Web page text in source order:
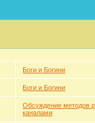
Боги и Богини
Боги и Богини
Обсуждение методов
каналами